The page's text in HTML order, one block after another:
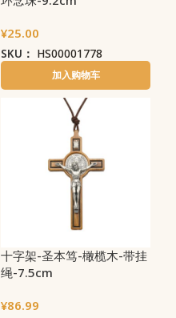
¥25.00
SKU： HS00001778
加入购物车
十字架-圣本笃-橄榄木-带挂
绳-7.5cm
¥86.99